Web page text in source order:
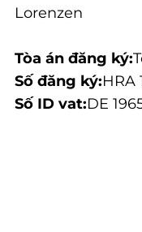
Lorenzen
Tòa án đăng ký:
Số đăng ký:HRA
Số ID vat:DE